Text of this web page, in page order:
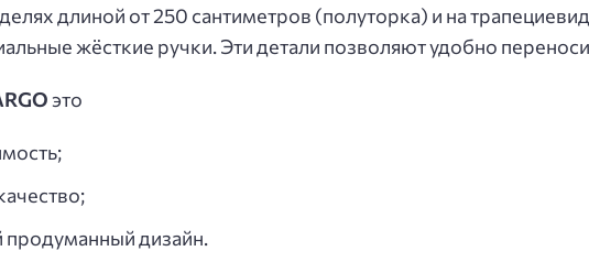
длиной от 250 сантиметров (полуторка) и на
жёсткие ручки. Эти детали позволяют удобно
это
дизайн.